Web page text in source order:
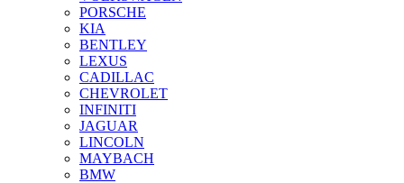
PORSCHE
KIA
BENTLEY
LEXUS
CADILLAC
CHEVROLET
INFINITI
JAGUAR
LINCOLN
MAYBACH
BMW